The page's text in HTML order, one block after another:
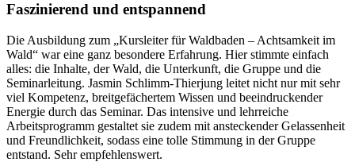
Faszinierend und entspannend
Die Ausbildung zum „Kursleiter für Waldbaden – Achtsamkeit im
Wald“ war eine ganz besondere Erfahrung. Hier stimmte einfach
alles: die Inhalte, der Wald, die Unterkunft, die Gruppe und die
Seminarleitung. Jasmin Schlimm-Thierjung leitet nicht nur mit sehr
viel Kompetenz, breitgefächertem Wissen und beeindruckender
Energie durch das Seminar. Das intensive und lehrreiche
Arbeitsprogramm gestaltet sie zudem mit ansteckender Gelassenheit
und Freundlichkeit, sodass eine tolle Stimmung in der Gruppe
entstand. Sehr empfehlenswert.